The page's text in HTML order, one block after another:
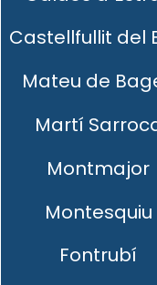
Castellfullit del
Mateu de
Martí
Montmajor
Montesquiu
Fontrubí